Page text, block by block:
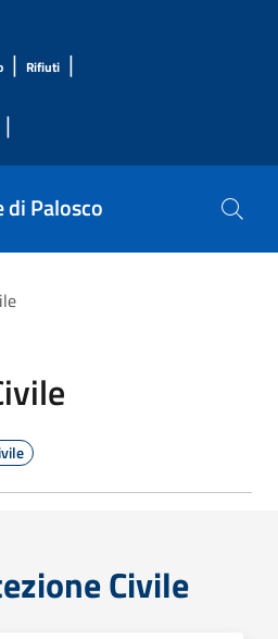
| Rifiuti |
|
di Palosco
Civile